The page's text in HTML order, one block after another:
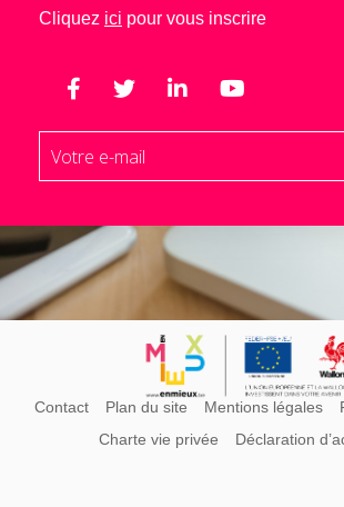
Cliquez ici pour vous inscrire
Contact Plan du site Mentions légales
Charte vie privée
Déclaration